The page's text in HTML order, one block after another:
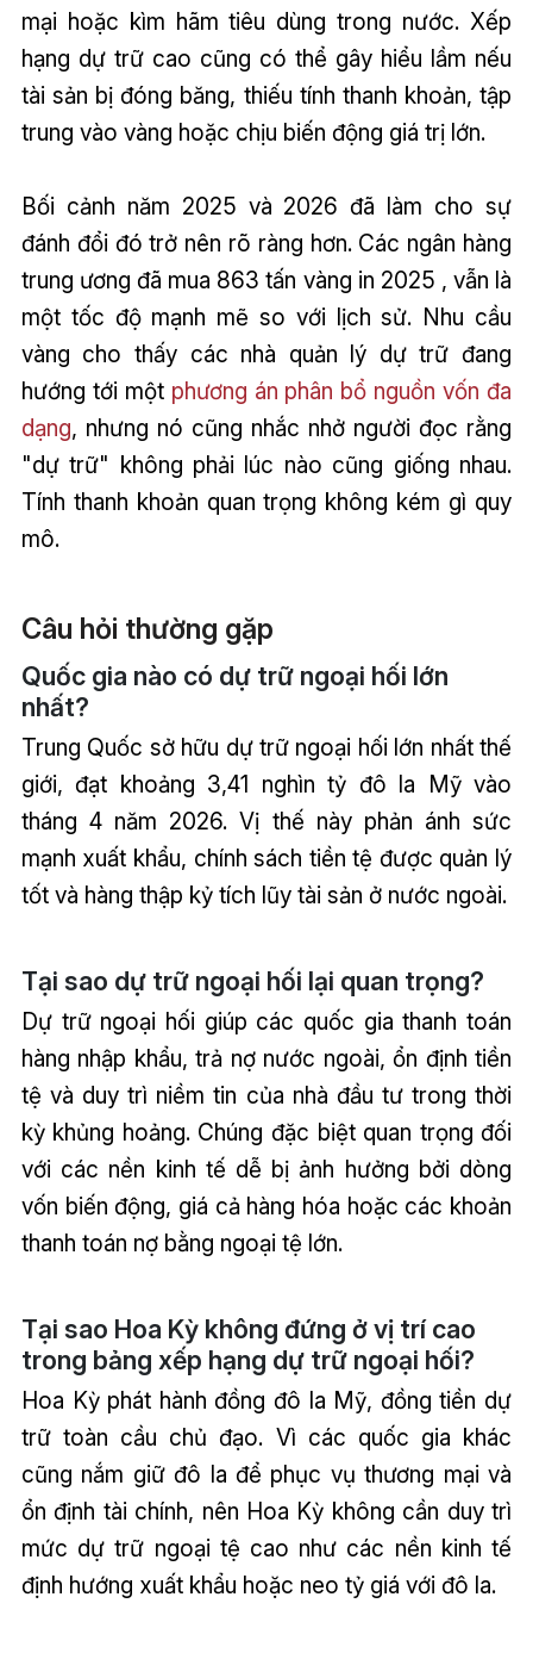
mại hoặc kìm hãm tiêu dùng trong nước. Xếp
hạng dự trữ cao cũng có thể gây hiểu lầm nếu
tài sản bị đóng băng, thiếu tính thanh khoản, tập
trung vào vàng hoặc chịu biến động giá trị lớn.
Bối cảnh năm 2025 và 2026 đã làm cho sự
đánh đổi đó trở nên rõ ràng hơn. Các ngân hàng
trung ương đã mua 863 tấn vàng in 2025 , vẫn là
một tốc độ mạnh mẽ so với lịch sử. Nhu cầu
vàng cho thấy các nhà quản lý dự trữ đang
hướng tới một phương án phân bổ nguồn vốn đa
dạng, nhưng nó cũng nhắc nhở người đọc rằng
"dự trữ" không phải lúc nào cũng giống nhau.
Tính thanh khoản quan trọng không kém gì quy
mô.
Câu hỏi thường gặp
Quốc gia nào có dự trữ ngoại hối lớn
nhất?
Trung Quốc sở hữu dự trữ ngoại hối lớn nhất thế
giới, đạt khoảng 3,41 nghìn tỷ đô la Mỹ vào
tháng 4 năm 2026. Vị thế này phản ánh sức
mạnh xuất khẩu, chính sách tiền tệ được quản lý
tốt và hàng thập kỷ tích lũy tài sản ở nước ngoài.
Tại sao dự trữ ngoại hối lại quan trọng?
Dự trữ ngoại hối giúp các quốc gia thanh toán
hàng nhập khẩu, trả nợ nước ngoài, ổn định tiền
tệ và duy trì niềm tin của nhà đầu tư trong thời
kỳ khủng hoảng. Chúng đặc biệt quan trọng đối
với các nền kinh tế dễ bị ảnh hưởng bởi dòng
vốn biến động, giá cả hàng hóa hoặc các khoản
thanh toán nợ bằng ngoại tệ lớn.
Tại sao Hoa Kỳ không đứng ở vị trí cao
trong bảng xếp hạng dự trữ ngoại hối?
Hoa Kỳ phát hành đồng đô la Mỹ, đồng tiền dự
trữ toàn cầu chủ đạo. Vì các quốc gia khác
cũng nắm giữ đô la để phục vụ thương mại và
ổn định tài chính, nên Hoa Kỳ không cần duy trì
mức dự trữ ngoại tệ cao như các nền kinh tế
định hướng xuất khẩu hoặc neo tỷ giá với đô la.